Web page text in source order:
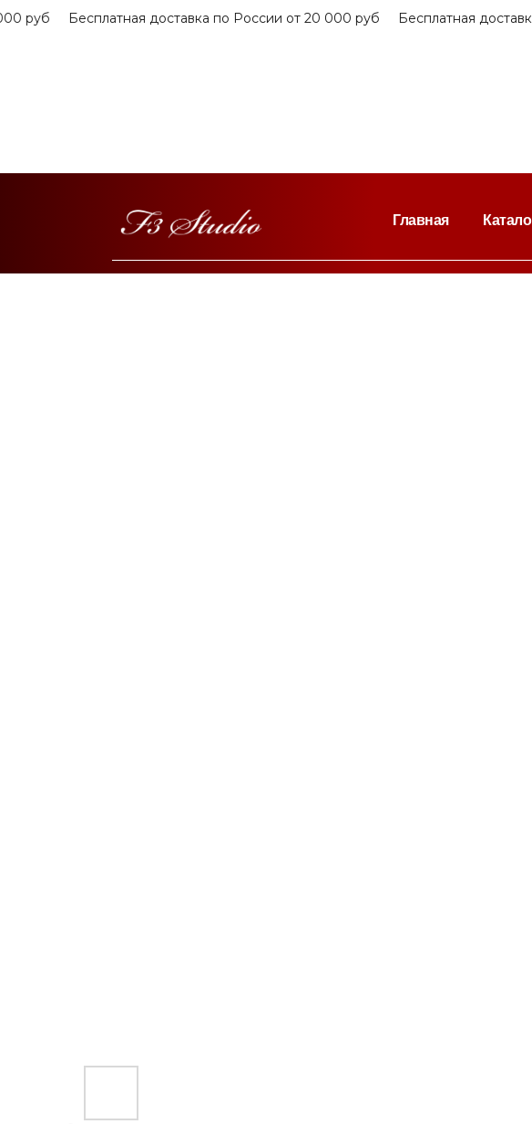
руб Бесплатная доставка по России от 20 000 руб Бесплатная
Главная